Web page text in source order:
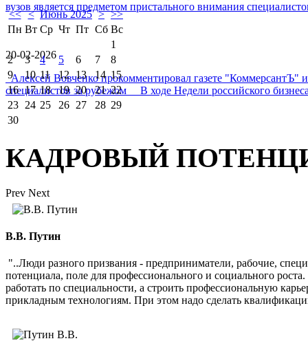
вузов является предметом пристального внимания
20-02-2026
Алексей Вовченко прокомментировал газете
специалистов за рубежом В ходе Недели российского
<< < Июнь 2025 > >>
Пн Вт Ср Чт Пт Сб Вс
1
2
3 4 5 6 7
8
9
10 11 12 13 14 15
16 17 18 19 20 21 22
23 24 25 26 27 28 29
30
КАДРОВЫЙ
Prev Next
В.В. Путин
"..Люди разного призвания - предприниматели, рабочие,
потенциала, поле для профессионального и социального
работать по специальности, а строить профессиональную
прикладным технологиям. При этом надо сделать